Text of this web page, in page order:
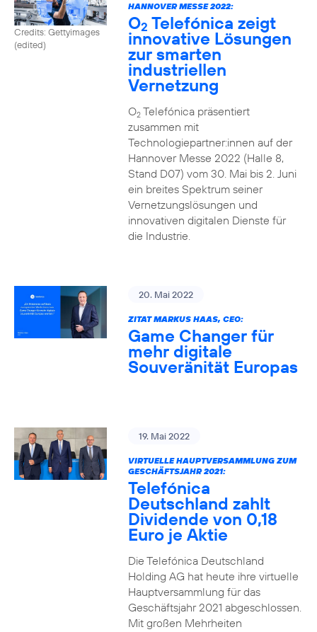
Credits: Gettyimages
(edited)
HANNOVER MESSE 2022:
O2 Telefónica zeigt
innovative Lösungen
zur smarten
industriellen
Vernetzung
O2Telefónica präsentiert
zusammen mit
Technologiepartner:innen auf der
Hannover Messe 2022 (Halle 8,
Stand D07) vom 30. Mai bis 2. Juni
ein breites Spektrum seiner
Vernetzungslösungen und
innovativen digitalen Dienste für
die Industrie.
20. Mai 2022
ZITAT MARKUS HAAS, CEO:
Game Changer für
mehr digitale
Souveränität Europas
19. Mai 2022
VIRTUELLE HAUPTVERSAMMLUNG ZUM
GESCHÄFTSJAHR 2021:
Telefónica
Deutschland zahlt
Dividende von 0,18
Euro je Aktie
Die Telefónica Deutschland
Holding AG hat heute ihre virtuelle
Hauptversammlung für das
Geschäftsjahr 2021 abgeschlossen.
Mit großen Mehrheiten